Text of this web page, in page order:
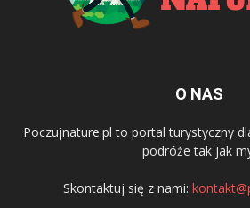
O NAS
Poczujnature.pl to portal turystyczny
podróże tak jak
Skontaktuj się z nami: